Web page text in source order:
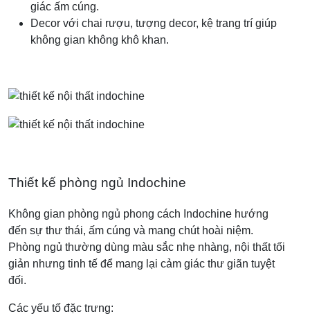
giác ấm cúng.
Decor với chai rượu, tượng decor, kệ trang trí giúp
không gian không khô khan.
Thiết kế phòng ngủ Indochine
Không gian phòng ngủ phong cách Indochine hướng
đến sự thư thái, ấm cúng và mang chút hoài niệm.
Phòng ngủ thường dùng màu sắc nhẹ nhàng, nội thất tối
giản nhưng tinh tế để mang lại cảm giác thư giãn tuyệt
đối.
Các yếu tố đặc trưng: